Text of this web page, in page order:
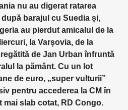
nu au digerat ratarea
barajul cu Suedia și,
au pierdut amicalul de la
la Varșovia, de la
de Jan Urban înfruntă
la pământ. Cu un lot
de euro, „super vulturii”
pentru accederea la CM în
mai slab cotat, RD Congo.